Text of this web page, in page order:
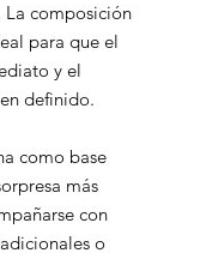
La composición
para que el
y el
definido.
como base
más
con
o